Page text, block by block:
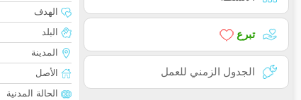
تبرع
الجدول الزمني للعمل
الهدف
البلد
المدينة
الأصل
الحالة المدنية